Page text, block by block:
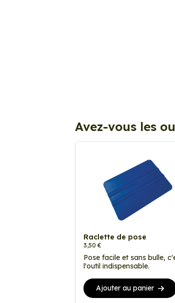
Avez-vous les
Raclette de pose
3,50 €
Pose facile et sans bulle,
l'outil indispensable.
Ajouter au panier